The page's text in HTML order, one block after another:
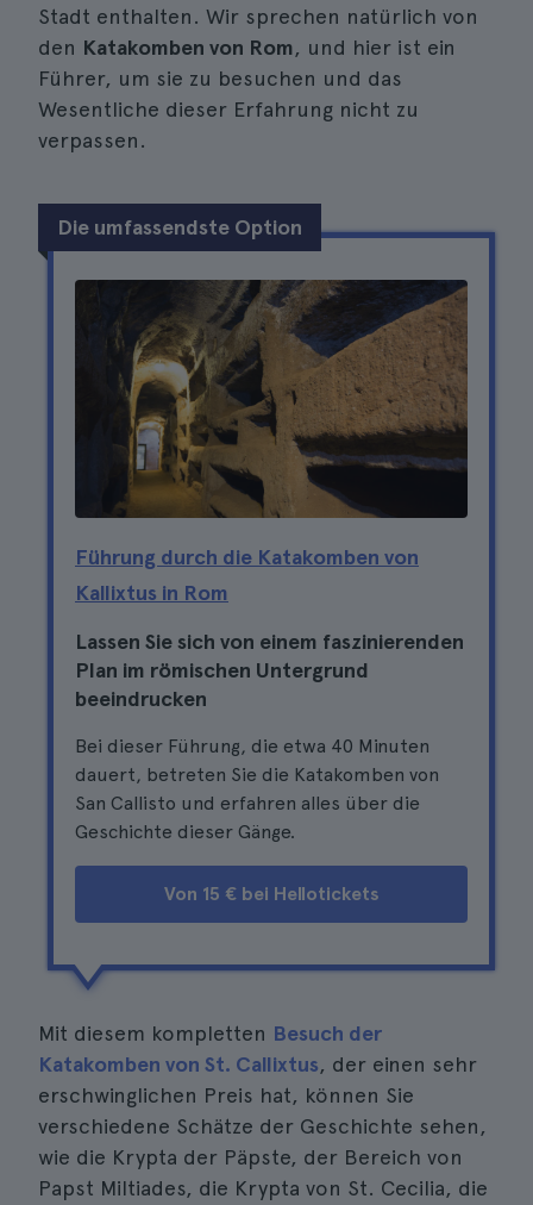
Stadt enthalten. Wir sprechen natürlich von
den Katakomben von Rom, und hier ist ein
Führer, um sie zu besuchen und das
Wesentliche dieser Erfahrung nicht zu
verpassen.
Die umfassendste Option
Führung durch die Katakomben von
Kallixtus in Rom
Lassen Sie sich von einem faszinierenden
Plan im römischen Untergrund
beeindrucken
Bei dieser Führung, die etwa 40 Minuten
dauert, betreten Sie die Katakomben von
San Callisto und erfahren alles über die
Geschichte dieser Gänge.
Von 15 € bei Hellotickets
Mit diesem kompletten Besuch der
Katakomben von St. Callixtus, der einen sehr
erschwinglichen Preis hat, können Sie
verschiedene Schätze der Geschichte sehen,
wie die Krypta der Päpste, der Bereich von
Papst Miltiades, die Krypta von St. Cecilia, die